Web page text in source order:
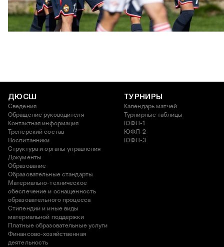
ЮФЛ: Московское дерби на «Октябре»
3 АВГУСТА 2026 14:15
ДЮСШ
Сведения
Обращение руководителя
Контактная информация
Тренерский состав
Воспитанники
Структура и органы управления
Документы
Образование
Образовательные стандарты
Материально-техническое
обеспечение и оснащенность
образовательного процесса
Стипендии и иные виды
материальной поддержки
Платные образовательные услуги
Финансово-хозяйственная
деятельность
ТУРНИРЫ
Календарь матчей
Турнирные таблицы
ЮФЛ-1
ЮФЛ-2
ЮФЛ-3